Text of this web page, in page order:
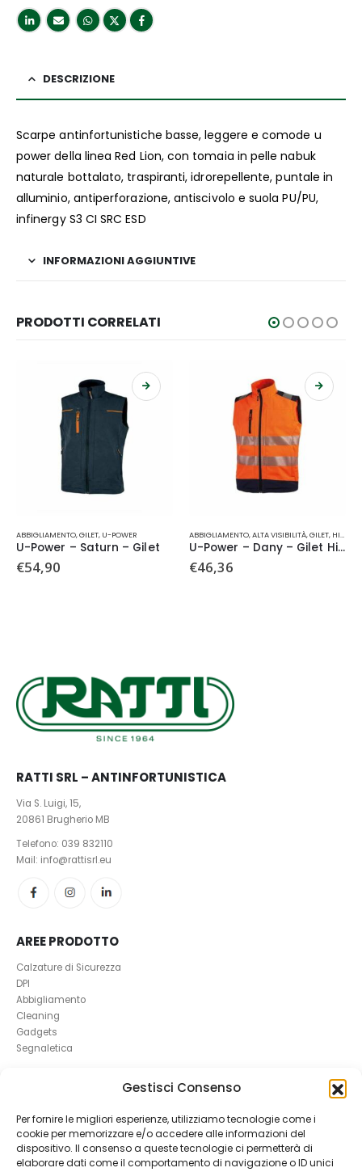
Gestisci Consenso
Per fornire le migliori esperienze, utilizziamo tecnologie come i
cookie per memorizzare e/o accedere alle informazioni del
dispositivo. Il consenso a queste tecnologie ci permetterà di
elaborare dati come il comportamento di navigazione o ID unici
DESCRIZIONE
Scarpe antinfortunistiche basse, leggere e comode u
power della linea Red Lion, con tomaia in pelle nabuk
naturale bottalato, traspiranti, idrorepellente, puntale in
alluminio, antiperforazione, antiscivolo e suola PU/PU,
infinergy S3 CI SRC ESD
INFORMAZIONI AGGIUNTIVE
PRODOTTI CORRELATI
ABBIGLIAMENTO,GILET, U-POWER
U-Power – Saturn – Gilet
€54,90
ABBIGLIAMENTO,ALTA VISIBILITÀ,GILET, HI-LIGHT
U-Power – Dany – Gilet Hi-Light
€46,36
RATTI SRL – ANTINFORTUNISTICA
Via S. Luigi, 15,
20861 Brugherio MB
Telefono: 039 832110
Mail: info@rattisrl.eu
AREE PRODOTTO
Calzature di Sicurezza
DPI
Abbigliamento
Cleaning
Gadgets
Segnaletica
RICHIEDI UN RESO
Condizioni e Resi
FAQ Antinfortunistica
Richiesta Reso
DAL 9 AL 26 AGOSTO
Tutti gli ordini online del mese di agosto verranno evasi a
partire da settembre
Buone Vacanze!